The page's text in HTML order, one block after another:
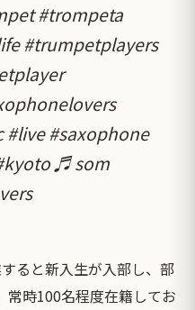
#trompeta
#trumpetplayers
#live #saxophone
♬ som
ると新入生が入部し、部
常時100名程度在籍してお